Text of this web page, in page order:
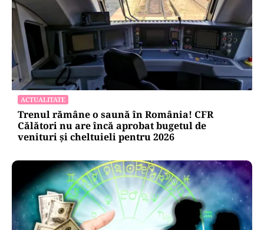
ACTUALITATE
Trenul rămâne o saună în România! CFR
Călători nu are încă aprobat bugetul de
venituri și cheltuieli pentru 2026